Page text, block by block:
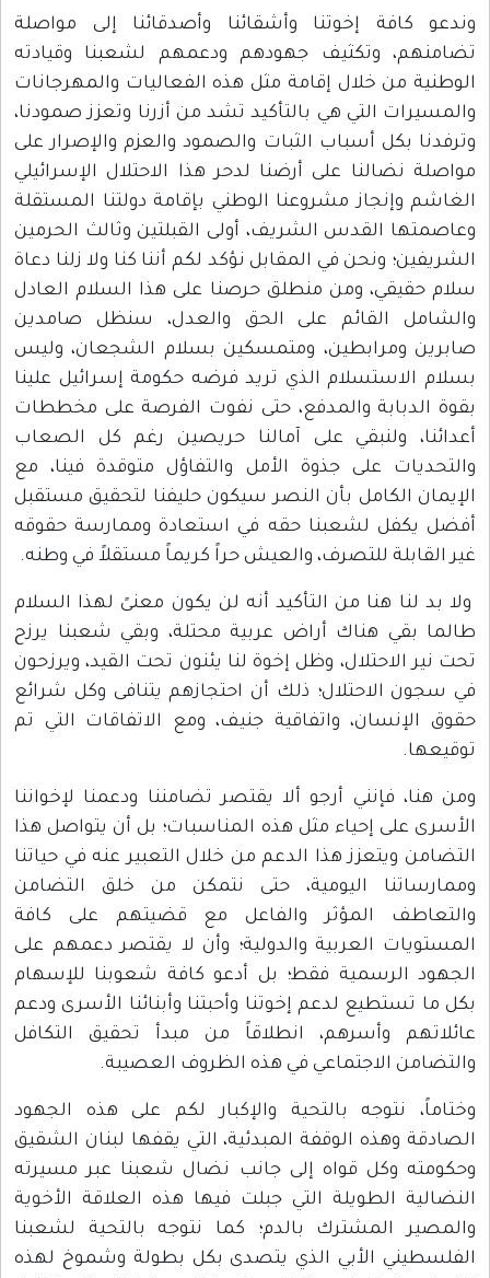
وندعو كافة إخوتنا وأشقائنا وأصدقائنا إلى مواصلة
تضامنهم، وتكثيف جهودهم ودعمهم لشعبنا وقيادته
الوطنية من خلال إقامة مثل هذه الفعاليات والمهرجانات
والمسيرات التي هي بالتأكيد تشد من أزرنا وتعزز صمودنا،
وترفدنا بكل أسباب الثبات والصمود والعزم والإصرار على
مواصلة نضالنا على أرضنا لدحر هذا الاحتلال الإسرائيلي
الغاشم وإنجاز مشروعنا الوطني بإقامة دولتنا المستقلة
وعاصمتها القدس الشريف، أولى القبلتين وثالث الحرمين
الشريفين؛ ونحن في المقابل نؤكد لكم أننا كنا ولا زلنا دعاة
سلام حقيقي، ومن منطلق حرصنا على هذا السلام العادل
والشامل القائم على الحق والعدل، سنظل صامدين
صابرين ومرابطين، ومتمسكين بسلام الشجعان، وليس
بسلام الاستسلام الذي تريد فرضه حكومة إسرائيل علينا
بقوة الدبابة والمدفع، حتى نفوت الفرصة على مخططات
أعدائنا، ولنبقي على آمالنا حريصين رغم كل الصعاب
والتحديات على جذوة الأمل والتفاؤل متوقدة فينا، مع
الإيمان الكامل بأن النصر سيكون حليفنا لتحقيق مستقبل
أفضل يكفل لشعبنا حقه في استعادة وممارسة حقوقه
غير القابلة للتصرف، والعيش حراً كريماً مستقلاً في وطنه.
ولا بد لنا هنا من التأكيد أنه لن يكون معنىً لهذا السلام
طالما بقي هناك أراض عربية محتلة، وبقي شعبنا يرزح
تحت نير الاحتلال، وظل إخوة لنا يئنون تحت القيد، ويرزحون
في سجون الاحتلال؛ ذلك أن احتجازهم يتنافى وكل شرائع
حقوق الإنسان، واتفاقية جنيف، ومع الاتفاقات التي تم
توقيعها.
ومن هنا، فإنني أرجو ألا يقتصر تضامننا ودعمنا لإخواننا
الأسرى على إحياء مثل هذه المناسبات؛ بل أن يتواصل هذا
التضامن ويتعزز هذا الدعم من خلال التعبير عنه في حياتنا
وممارساتنا اليومية، حتى نتمكن من خلق التضامن
والتعاطف المؤثر والفاعل مع قضيتهم على كافة
المستويات العربية والدولية؛ وأن لا يقتصر دعمهم على
الجهود الرسمية فقط؛ بل أدعو كافة شعوبنا للإسهام
بكل ما تستطيع لدعم إخوتنا وأحبتنا وأبنائنا الأسرى ودعم
عائلاتهم وأسرهم، انطلاقاً من مبدأ تحقيق التكافل
والتضامن الاجتماعي في هذه الظروف العصيبة.
وختاماً، نتوجه بالتحية والإكبار لكم على هذه الجهود
الصادقة وهذه الوقفة المبدئية، التي يقفها لبنان الشقيق
وحكومته وكل قواه إلى جانب نضال شعبنا عبر مسيرته
النضالية الطويلة التي جبلت فيها هذه العلاقة الأخوية
والمصير المشترك بالدم؛ كما نتوجه بالتحية لشعبنا
الفلسطيني الأبي الذي يتصدى بكل بطولة وشموخ لهذه